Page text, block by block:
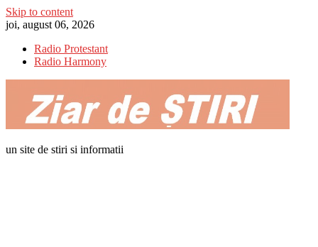
Skip to content
joi, august 06, 2026
Radio Protestant
Radio Harmony
un site de stiri si informatii